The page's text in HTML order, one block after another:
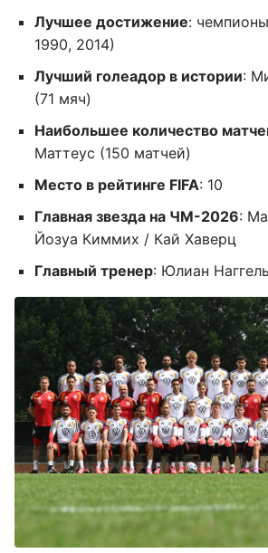
Лучшее достижение:
1990, 2014)
Лучший голеадор в истории:
(71 мяч)
Наибольшее количество
Маттеус (150 матчей)
Место в рейтинге FIFA: 10
Главная звезда на ЧМ-2026:
Йозуа Киммих / Кай Хаверц
Главный тренер: Юлиан